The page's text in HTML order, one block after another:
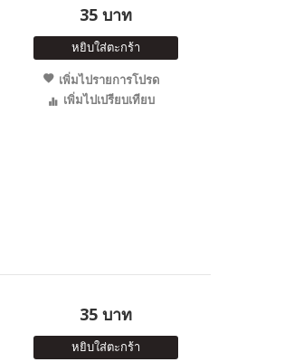
35 บาท
หยิบใส่ตะกร้า
เพิ่มไปรายการโปรด
เพิ่มไปเปรียบเทียบ
35 บาท
หยิบใส่ตะกร้า